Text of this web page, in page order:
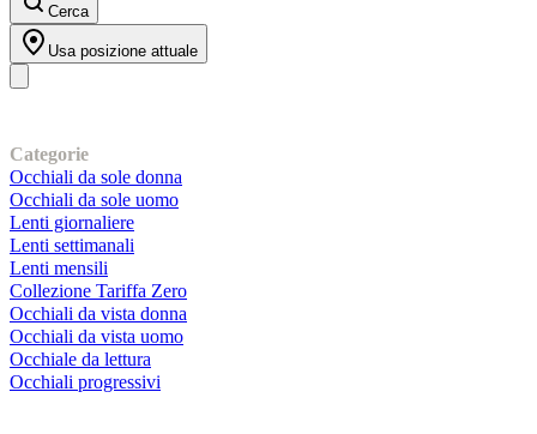
Cerca
Usa posizione attuale
Categorie
Occhiali da sole donna
Occhiali da sole uomo
Lenti giornaliere
Lenti settimanali
Lenti mensili
Collezione Tariffa Zero
Occhiali da vista donna
Occhiali da vista uomo
Occhiale da lettura
Occhiali progressivi